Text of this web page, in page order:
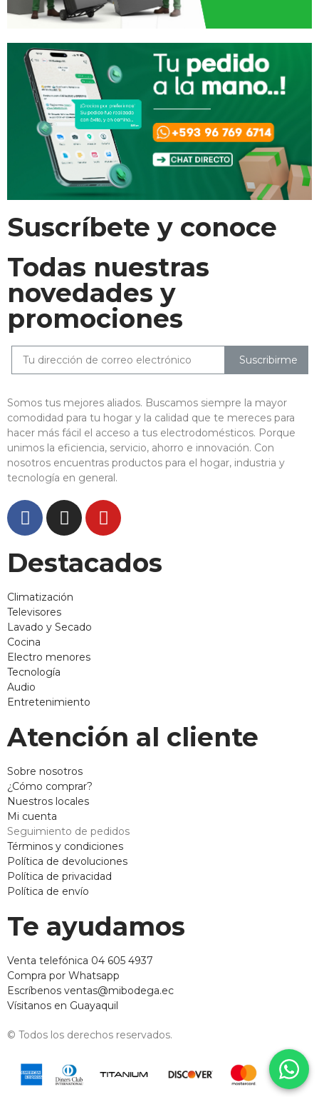
Suscríbete y conoce
Todas nuestras
novedades y
promociones
Suscribirme
Somos tus mejores aliados. Buscamos siempre la mayor
comodidad para tu hogar y la calidad que te mereces para
hacer más fácil el acceso a tus electrodomésticos. Porque
unimos la eficiencia, servicio, ahorro e innovación. Con
nosotros encuentras productos para el hogar, industria y
tecnología en general.
Destacados
Climatización
Televisores
Lavado y Secado
Cocina
Electro menores
Tecnología
Audio
Entretenimiento
Atención al cliente
Sobre nosotros
¿Cómo comprar?
Nuestros locales
Mi cuenta
Seguimiento de pedidos
Términos y condiciones
Política de devoluciones
Política de privacidad
Política de envío
Te ayudamos
Venta telefónica 04 605 4937
Compra por Whatsapp
Escríbenos ventas@mibodega.ec
Vísitanos en Guayaquil
© Todos los derechos reservados.